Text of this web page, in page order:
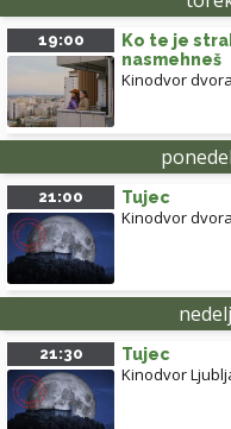
19:00
Ko te je
nasmehneš
Kinodvor
21:00 Tujec
Kinodvor
21:30 Tujec
Kinodvor